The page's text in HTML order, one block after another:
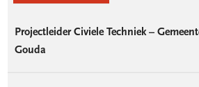
Projectleider Civiele Techniek –
Gouda